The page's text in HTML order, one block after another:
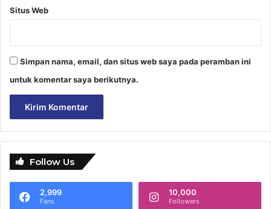
Situs Web
Simpan nama, email, dan situs web saya pada peramban ini
untuk komentar saya berikutnya.
Follow Us
2,999
Fans
10,000
Followers